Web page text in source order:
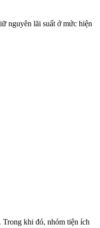
nguyên lãi suất ở mức hiện
Trong khi đó, nhóm tiện ích